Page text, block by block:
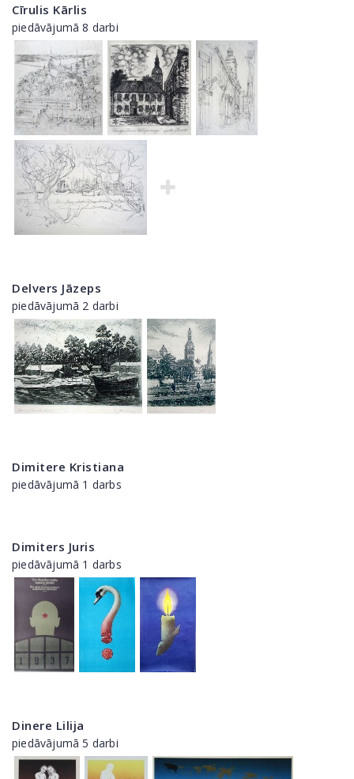
Cīrulis Kārlis
piedāvājumā 8 darbi
Delvers Jāzeps
piedāvājumā 2 darbi
Dimitere Kristiana
piedāvājumā 1 darbs
Dimiters Juris
piedāvājumā 1 darbs
Dinere Lilija
piedāvājumā 5 darbi